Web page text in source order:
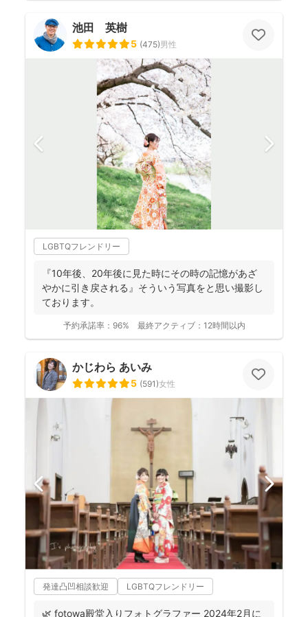
池田 英樹
5 (475)男性
LGBTQフレンドリー
『10年後、20年後に見た時にその時の記憶があざ
やかに引き戻される』そういう写真をと思い撮影し
ております。
予約承諾率： 96% 最終アクティブ： 12時間以内
かじわら あいみ
5 (591)女性
発達凸凹相談歓迎 LGBTQフレンドリー
🌿 fotowa殿堂入りフォトグラファー 2024年2月に